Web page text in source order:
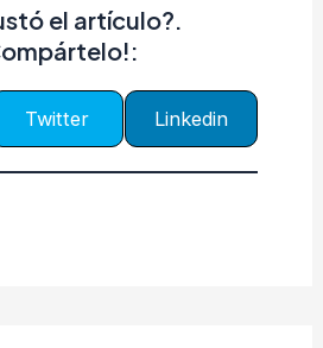
el artículo?.
Twitter Linkedin